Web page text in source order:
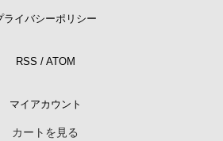
ライバシーポリシー
RSS / ATOM
マイアカウント
カートを見る